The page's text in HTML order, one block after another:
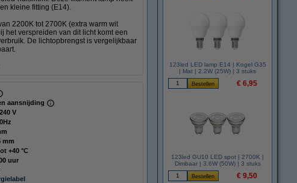
kleine fitting (E14).
2200K tot 2700K (extra warm wit
het verspreiden van dit licht komt een
De lichtopbrengst is vergelijkbaar
aansnijding
V
mm
+40 °C
uur
123led LED lamp E14 | Kogel G35
| Mat | 2.2W (25W) | 3 stuks
€ 6,95
123led GU10 LED spot | 2700K |
Dimbaar | 3.6W (50W) | 3 stuks
€ 9,50